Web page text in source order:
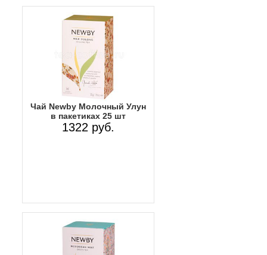
Чай Newby Молочный Улун
в пакетиках 25 шт
1322 руб.